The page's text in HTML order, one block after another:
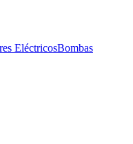
EléctricosBombas